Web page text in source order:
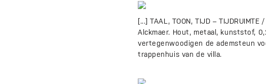
[...] TAAL, TOON, TIJD –
Alckmaer. Hout, metaal, kunststof,
vertegenwoodigen de ademsteun
trappenhuis van de villa.